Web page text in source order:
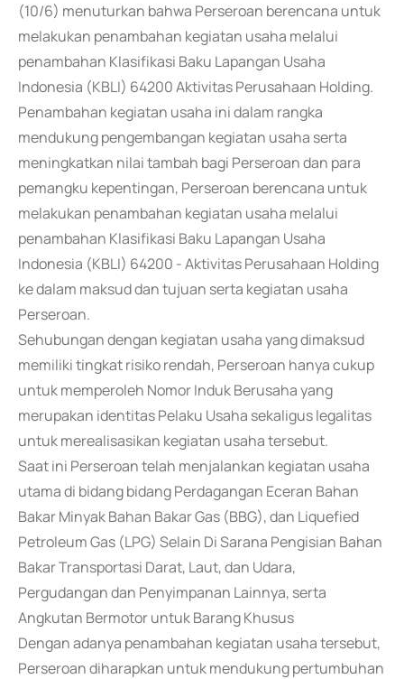
(10/6) menuturkan bahwa Perseroan berencana untuk
melakukan penambahan kegiatan usaha melalui
penambahan Klasifikasi Baku Lapangan Usaha
Indonesia (KBLI) 64200 Aktivitas Perusahaan Holding.
Penambahan kegiatan usaha ini dalam rangka
mendukung pengembangan kegiatan usaha serta
meningkatkan nilai tambah bagi Perseroan dan para
pemangku kepentingan, Perseroan berencana untuk
melakukan penambahan kegiatan usaha melalui
penambahan Klasifikasi Baku Lapangan Usaha
Indonesia (KBLI) 64200 - Aktivitas Perusahaan Holding
ke dalam maksud dan tujuan serta kegiatan usaha
Perseroan.
Sehubungan dengan kegiatan usaha yang dimaksud
memiliki tingkat risiko rendah, Perseroan hanya cukup
untuk memperoleh Nomor Induk Berusaha yang
merupakan identitas Pelaku Usaha sekaligus legalitas
untuk merealisasikan kegiatan usaha tersebut.
Saat ini Perseroan telah menjalankan kegiatan usaha
utama di bidang bidang Perdagangan Eceran Bahan
Bakar Minyak Bahan Bakar Gas (BBG), dan Liquefied
Petroleum Gas (LPG) Selain Di Sarana Pengisian Bahan
Bakar Transportasi Darat, Laut, dan Udara,
Pergudangan dan Penyimpanan Lainnya, serta
Angkutan Bermotor untuk Barang Khusus
Dengan adanya penambahan kegiatan usaha tersebut,
Perseroan diharapkan untuk mendukung pertumbuhan